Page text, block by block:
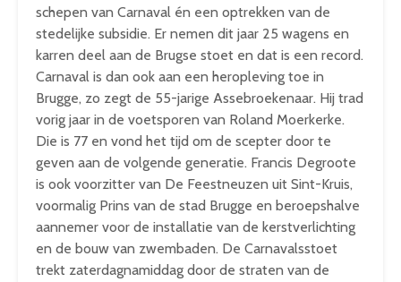
schepen van Carnaval én een optrekken van de
stedelijke subsidie. Er nemen dit jaar 25 wagens en
karren deel aan de Brugse stoet en dat is een record.
Carnaval is dan ook aan een heropleving toe in
Brugge, zo zegt de 55-jarige Assebroekenaar. Hij trad
vorig jaar in de voetsporen van Roland Moerkerke.
Die is 77 en vond het tijd om de scepter door te
geven aan de volgende generatie. Francis Degroote
is ook voorzitter van De Feestneuzen uit Sint-Kruis,
voormalig Prins van de stad Brugge en beroepshalve
aannemer voor de installatie van de kerstverlichting
en de bouw van zwembaden. De Carnavalsstoet
trekt zaterdagnamiddag door de straten van de